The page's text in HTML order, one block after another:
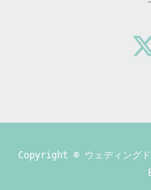
Copyright © ウェディング